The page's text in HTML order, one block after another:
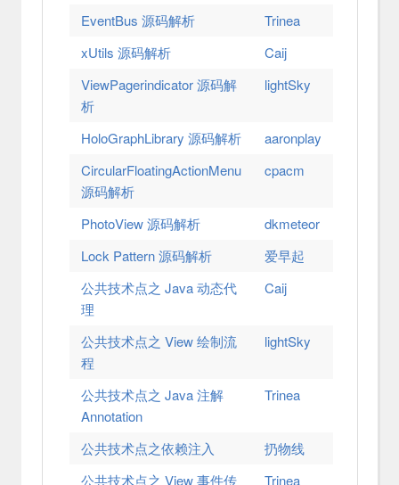
EventBus 源码解析
Trinea
xUtils 源码解析
Caij
ViewPagerindicator 源码解
析
lightSky
HoloGraphLibrary 源码解析
aaronplay
CircularFloatingActionMenu
源码解析
cpacm
PhotoView 源码解析
dkmeteor
Lock Pattern 源码解析
爱早起
公共技术点之 Java 动态代
理
Caij
公共技术点之 View 绘制流
程
lightSky
公共技术点之 Java 注解
Annotation
Trinea
公共技术点之依赖注入
扔物线
公共技术点之 View 事件传
Trinea